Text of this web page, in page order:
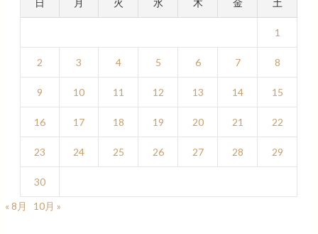
1
2 3 4 5 6 7 8
9 10 11 12 13 14 15
16 17 18 19 20 21 22
23 24 25 26 27 28 29
30
« 8月
10月 »